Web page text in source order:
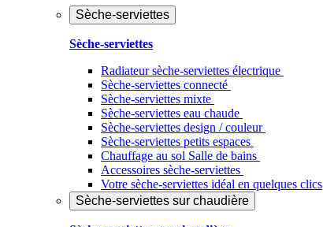
Sèche-serviettes
Sèche-serviettes
Radiateur sèche-serviettes électrique
Sèche-serviettes connecté
Sèche-serviettes mixte
Sèche-serviettes eau chaude
Sèche-serviettes design / couleur
Sèche-serviettes petits espaces
Chauffage au sol Salle de bains
Accessoires sèche-serviettes
Votre sèche-serviettes idéal en quelques clics
Sèche-serviettes sur chaudière